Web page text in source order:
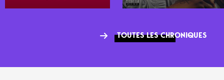
TOUTES LES CHRONIQUES